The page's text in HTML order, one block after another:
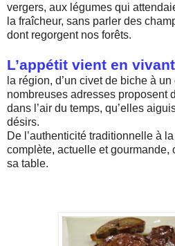
vergers, aux légumes qui
la fraîcheur, sans parler des
dont regorgent nos forêts.
L’appétit vient en vivant
la région, d’un civet de biche à
nombreuses adresses proposent
dans l’air du temps, qu’elles
désirs.
De l’authenticité traditionnelle à
complète, actuelle et gourmande,
sa table.